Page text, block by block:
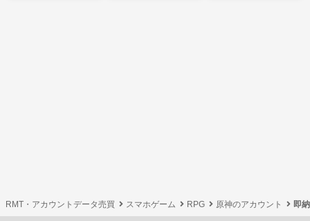
RMT・アカウントデータ売買 スマホゲーム RPG 原神のアカウント 即